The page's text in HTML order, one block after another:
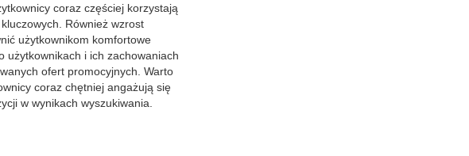
coraz częściej korzystają
Również wzrost
użytkownikom komfortowe
użytkownikach i ich zachowaniach
ofert promocyjnych. Warto
coraz chętniej angażują się
w wynikach wyszukiwania.